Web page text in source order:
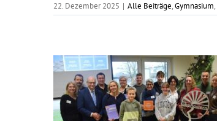
22. Dezember 2025 | Alle Beiträge,Gymnasium,